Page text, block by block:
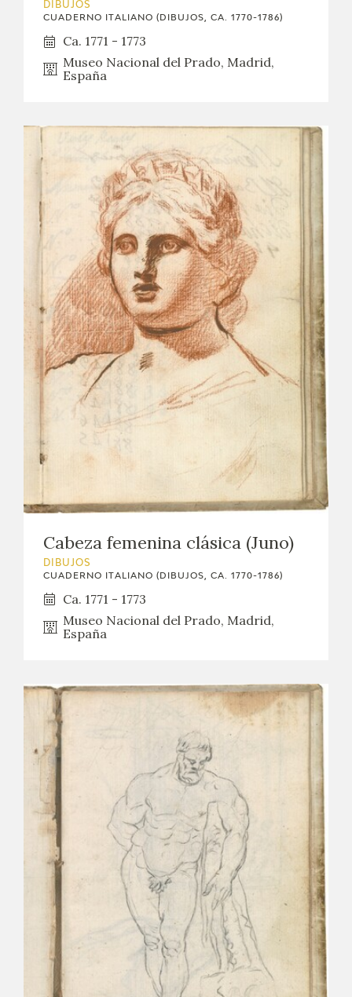
TIENDA
TIENDA ONLINE
CEDEA
RECURSOS EDUCATIVOS
FICHAS ARASAAC
DIBUJOS
CUADERNO ITALIANO (DIBUJOS, CA. 1770-1786)
Ca. 1771 - 1773
Museo Nacional del Prado, Madrid,
España
Cabeza femenina clásica (Juno)
DIBUJOS
CUADERNO ITALIANO (DIBUJOS, CA. 1770-1786)
Ca. 1771 - 1773
Museo Nacional del Prado, Madrid,
España